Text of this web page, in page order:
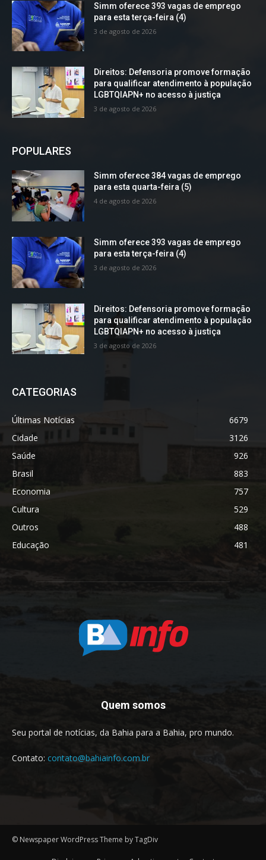
Simm oferece 393 vagas de emprego
para esta terça-feira (4)
3 de agosto de 2026
Direitos: Defensoria promove formação
para qualificar atendimento à população
LGBTQIAPN+ no acesso à justiça
3 de agosto de 2026
POPULARES
Simm oferece 384 vagas de emprego
para esta quarta-feira (5)
4 de agosto de 2026
Simm oferece 393 vagas de emprego
para esta terça-feira (4)
3 de agosto de 2026
Direitos: Defensoria promove formação
para qualificar atendimento à população
LGBTQIAPN+ no acesso à justiça
3 de agosto de 2026
CATEGORIAS
Últimas Notícias
6679
Cidade
3126
Saúde
926
Brasil
883
Economia
757
Cultura
529
Outros
488
Educação
481
Quem somos
Seu portal de notícias, da Bahia para a Bahia, pro mundo.
Contato: contato@bahiainfo.com.br
© Newspaper WordPress Theme by TagDiv